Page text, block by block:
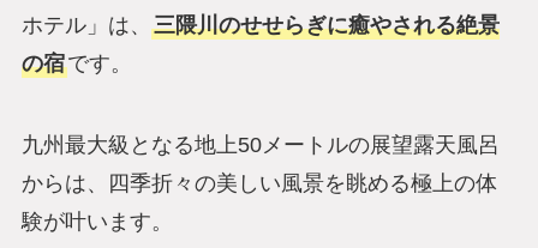
ホテル」は、 三隈川のせせらぎに癒やされる絶景
の宿です。
九州最大級となる地上50メートルの展望露天風呂
からは、四季折々の美しい風景を眺める極上の体
験が叶います。